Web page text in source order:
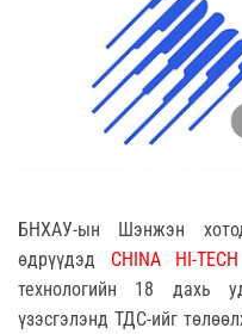
БНХАУ-ын Шэнжэн
өдрүүдэд CHINA HI-
технологийн 18 дахь
үзэсгэлэнд ТДС-ийг